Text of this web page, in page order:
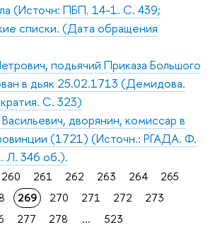
(Источн: ПБП. 14-1. С. 439;
списки. (Дата обращения
подьячий Приказа Большого
в дьяк 25.02.1713 (Демидова.
С. 323)
дворянин, комиссар в
(1721) (Источн.: РГАДА. Ф.
Л. 346 об.).
260 261 262 263 264
265
269 270 271 272
273
277 278 ... 523